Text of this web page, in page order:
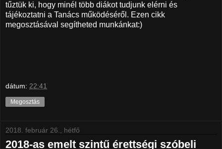
tűztük ki, hogy minél több diákot tudjunk elérni és
tájékoztatni a Tanács működéséről. Ezen cikk
megosztásával segítheted munkánkat:)
dátum: 22:41
Megosztás
2018. február 26., hétfő
2018-as emelt szintű érettségi szóbeli